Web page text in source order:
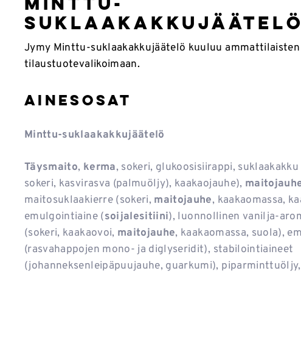
suklaakakkujäätelö
Jymy Minttu-suklaakakkujäätelö kuuluu
tilaustuotevalikoimaan.
Ainesosat
Minttu-suklaakakkujäätelö
Täysmaito, kerma, sokeri, glukoosisiirappi, suklaakakku
sokeri, kasvirasva (palmuöljy), kaakaojauhe),
maitosuklaakierre (sokeri, maitojauhe, kaakaomassa,
emulgointiaine (soijalesitiini), luonnollinen vanilja-
(sokeri, kaakaovoi, maitojauhe, kaakaomassa, suola),
(rasvahappojen mono- ja diglyseridit), stabilointiaineet
(johanneksenleipäpuujauhe, guarkumi),